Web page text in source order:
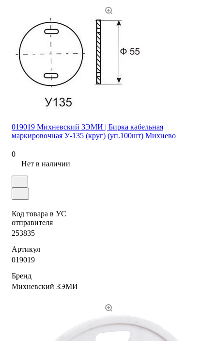
019019 Михневский ЗЭМИ | Бирка кабельная
маркировочная У-135 (круг) (уп.100шт) Михнево
0
Нет в наличии
Код товара в УС
отправителя
253835
Артикул
019019
Бренд
Михневский ЗЭМИ